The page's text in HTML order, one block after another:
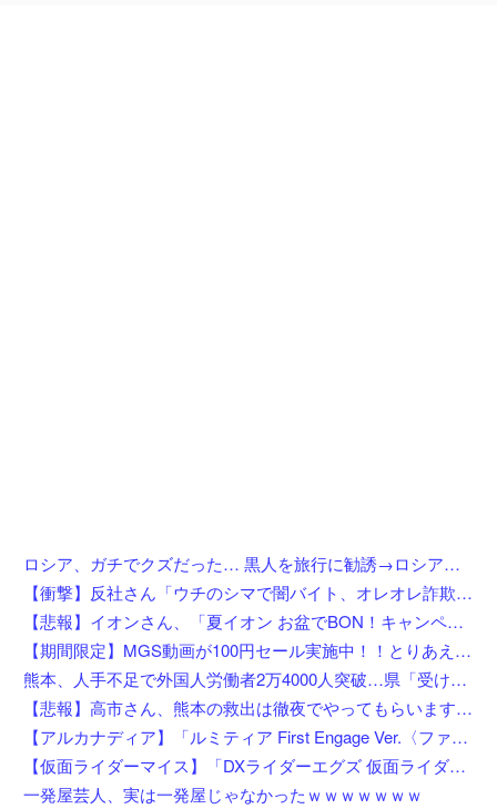
ロシア、ガチでクズだった… 黒人を旅行に勧誘→ロシア語で契約書にサインさせられる→前線で大量戦死
【衝撃】反社さん「ウチのシマで闇バイト、オレオレ詐欺、強盗する奴らぶっ○す」←これw w w w w w w
【悲報】イオンさん、「夏イオン お盆でBON！キャンペーン」からBON！を削除 理由不明
【期間限定】MGS動画が100円セール実施中！！とりあえず全部買うやろｗｗｗｗｗ
熊本、人手不足で外国人労働者2万4000人突破…県「受け入れ拡大」へ
【悲報】高市さん、熊本の救出は徹夜でやってもらいますと言ってしまいめっちゃ炎上してしまうw w w w w w w w w
【アルカナディア】「ルミティア First Engage Ver.〈ファーストエンゲージVer.〉」プラモデル【5日予約開始】
【仮面ライダーマイス】「DXライダーエグズ 仮面ライダーストア東京セット」仮面ライダーストアで発売決定
一発屋芸人、実は一発屋じゃなかったｗｗｗｗｗｗｗ